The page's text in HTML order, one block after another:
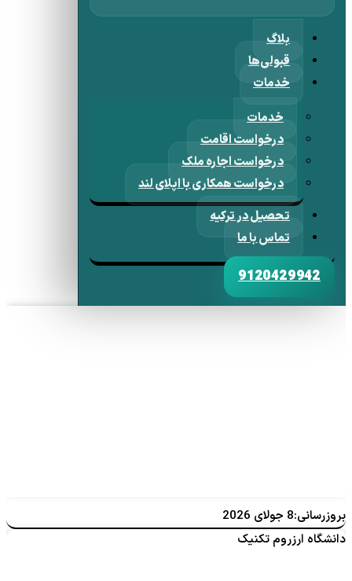
بلاگ
قبولی‌ها
خدمات
خدمات
درخواست اقامت
درخواست اجاره ملک
درخواست همکاری با اپلای لند
تحصیل در ترکیه
تماس با ما
9120429942
بروزرسانی:8 جولای 2026
دانشگاه ارزروم تکنیک